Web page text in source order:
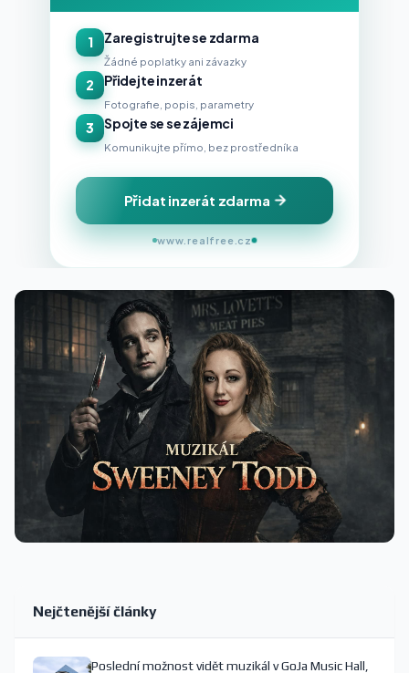
1 Zaregistrujte se zdarma
Žádné poplatky ani závazky
2 Přidejte inzerát
Fotografie, popis, parametry
3 Spojte se se zájemci
Komunikujte přímo, bez prostředníka
Přidat inzerát zdarma
www.realfree.cz
Nejčtenější články
Poslední možnost vidět muzikál v GoJa Music Hall,